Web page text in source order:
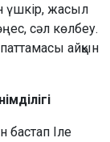
үшкір, жасыл
сәл көлбеу.
айқын
Іле